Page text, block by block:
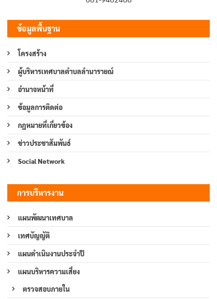
ข้อมูลพื้นฐาน
โครงสร้าง
ผู้บริหารเทศบาลตำบลลำนารายณ์
อำนาจหน้าที่
ข้อมูลการติดต่อ
กฎหมายที่เกี่ยวข้อง
ข่าวประชาสัมพันธ์
Social Network
การบริหารงาน
แผนพัฒนาเทศบาล
เทศบัญญัติ
แผนดำเนินงานประจำปี
แผนบริหารความเสี่ยง
ตรวจสอบภายใน